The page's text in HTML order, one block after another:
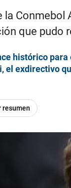
la Conmebol
que pudo
histórico
el exdirectivo
resumen